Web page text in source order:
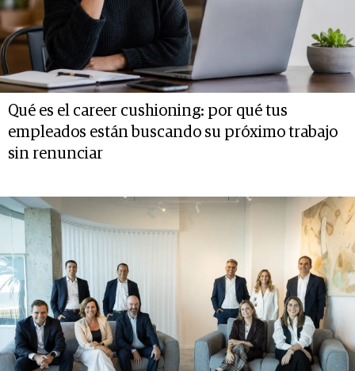
Qué es el career cushioning: por qué tus
empleados están buscando su próximo trabajo
sin renunciar